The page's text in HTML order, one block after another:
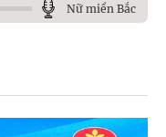
Nữ miền Bắc